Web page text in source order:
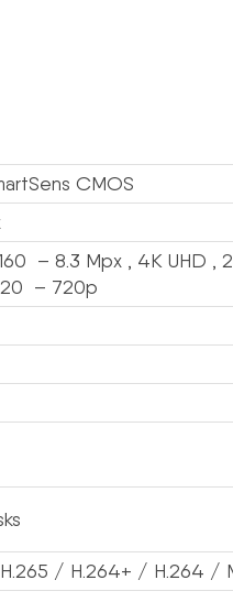
CMOS
– 8.3 Mpx , 4K UHD ,
– 720p
/ H.264+ / H.264 /